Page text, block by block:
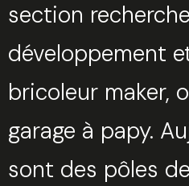
section
développement
bricoleur maker,
garage à papy.
sont des pôles